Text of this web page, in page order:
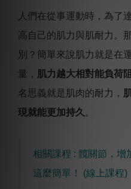
人們在從事運動時，為了
高自己的肌力與肌耐力。
別？簡單來說肌力就是在
量，
肌力越大相對能負荷
名思義就是肌肉的耐力，
現就能更加持久 。
相關課程 : 髖關節，增
這麼簡單！ (線上課程)